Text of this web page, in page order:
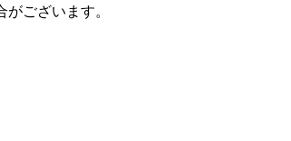
ございます。